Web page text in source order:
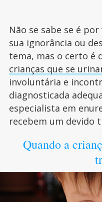
Não se sabe se é
sua ignorância ou
tema, mas o certo é
crianças que se
involuntária e
diagnosticada
especialista em
recebem um devido
Quando a